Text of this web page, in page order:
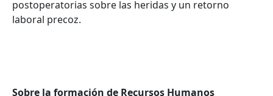
postoperatorias sobre las heridas y un retorno
laboral precoz.
Sobre la formación de Recursos Humanos